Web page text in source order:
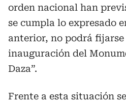
orden nacional han
se cumpla lo expresado
anterior, no podrá
inauguración del
Daza”.
Frente a esta situación